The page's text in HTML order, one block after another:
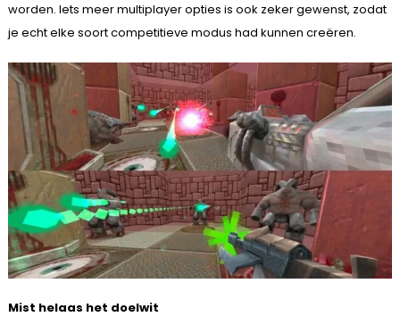
worden. Iets meer multiplayer opties is ook zeker gewenst, zodat
je echt elke soort competitieve modus had kunnen creëren.
Mist helaas het doelwit